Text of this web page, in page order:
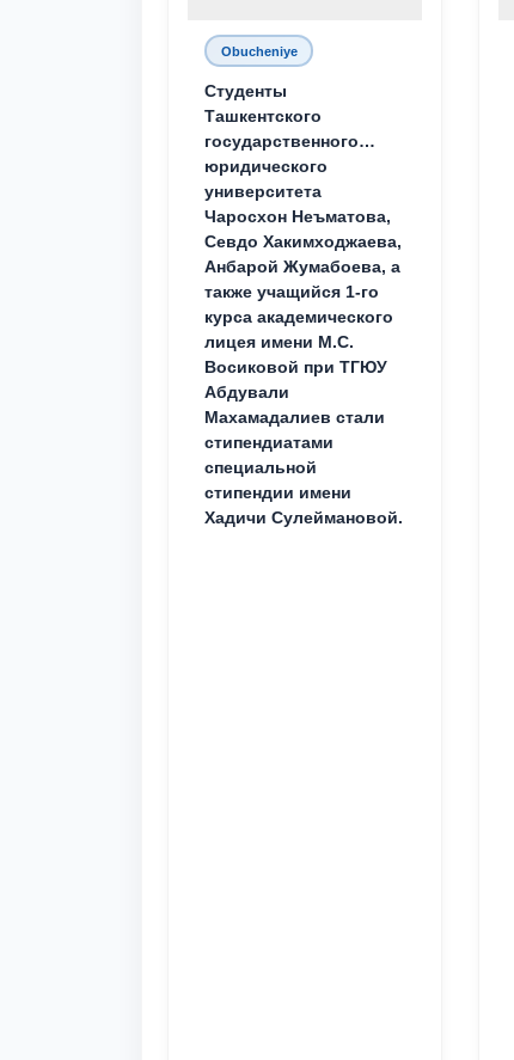
Obucheniye
Студенты
Ташкентского
государственного
юридического
университета
Чаросхон Неъматова,
Севдо Хакимходжаева,
Анбарой Жумабоева, а
также учащийся 1-го
курса академического
лицея имени М.С.
Восиковой при ТГЮУ
Абдували
Махамадалиев стали
стипендиатами
специальной
стипендии имени
Хадичи Сулеймановой.